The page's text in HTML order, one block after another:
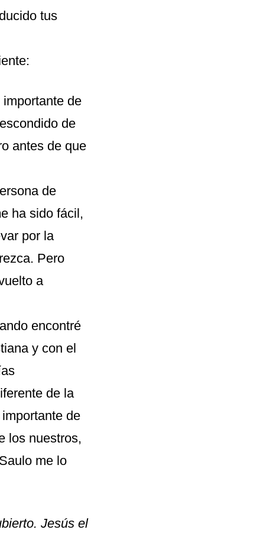
tus
de
de
antes de que
de
ha sido fácil,
por la
Pero
a
encontré
y con el
de la
de
los nuestros,
me lo
Jesús el